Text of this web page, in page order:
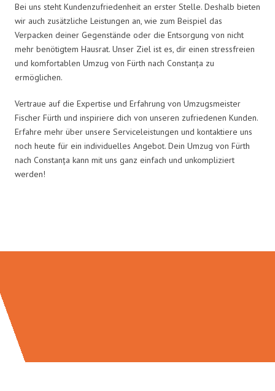
Bei uns steht Kundenzufriedenheit an erster Stelle. Deshalb bieten
wir auch zusätzliche Leistungen an, wie zum Beispiel das
Verpacken deiner Gegenstände oder die Entsorgung von nicht
mehr benötigtem Hausrat. Unser Ziel ist es, dir einen stressfreien
und komfortablen Umzug von Fürth nach Constanța zu
ermöglichen.
Vertraue auf die Expertise und Erfahrung von Umzugsmeister
Fischer Fürth und inspiriere dich von unseren zufriedenen Kunden.
Erfahre mehr über unsere Serviceleistungen und kontaktiere uns
noch heute für ein individuelles Angebot. Dein Umzug von Fürth
nach Constanța kann mit uns ganz einfach und unkompliziert
werden!